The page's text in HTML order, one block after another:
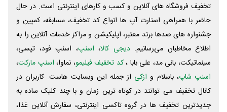
تخفیف فروشگاه های آنلاین و کسب و‌ کارهای اینترنتی است. در حال
حاضر با همراهی استارت آپ ها انواع کد تخفیف، مسابقه، کمپین و
جشنواره های صدها برند معتبر، اپلیکیشن و مراکز خدمات آنلاین را به
اطلاع مخاطبان می‌رسانیم. دیجی کالا، اسنپ، اسنپ فود، تپسی،
سینماتیکت، بانی مد، علی‌ بابا ،کد تخفیف فیلیمو، نماوا، اسنپ مارکت،
اسنپ شاپ، باسلام و ازکی از جمله این وبسایت ‌هاست. کاربران در
کانال تخفیف می توانند در کوتاه ترین زمان و با چند کلیک ساده به
جدیدترین تخفیف ها در گروه تاکسی اینترنتی، سفارش آنلاین غذا،